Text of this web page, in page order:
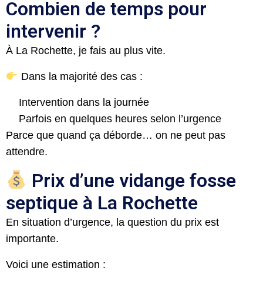
Combien de temps pour
intervenir ?
À La Rochette, je fais au plus vite.
Dans la majorité des cas :
Intervention dans la journée
Parfois en quelques heures selon l’urgence
Parce que quand ça déborde… on ne peut pas
attendre.
Prix d’une vidange fosse
septique à La Rochette
En situation d’urgence, la question du prix est
importante.
Voici une estimation :